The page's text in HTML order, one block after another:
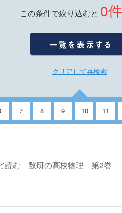
この条件で絞り込むと 0件
クリアして再検索
7 8 9 10 11
読む 数研の高校物理 第2巻